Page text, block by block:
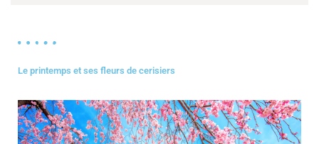
Le printemps et ses fleurs de cerisiers